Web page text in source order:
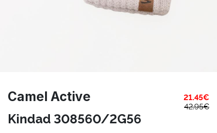
Camel Active 21.45€
42.95€
Kindad 308560/2G56